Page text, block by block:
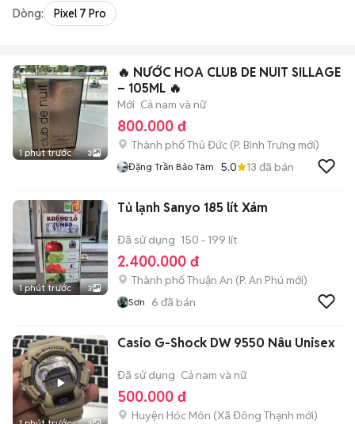
Dòng: Pixel 7 Pro
1 phút trước 3
🔥 NƯỚC HOA CLUB DE NUIT SILLAGE
– 105ML 🔥
Mới Cả nam và nữ
800.000 đ
Thành phố Thủ Đức (P. Bình Trưng mới)
Đặng Trần Bảo Tâm 5.0 13 đã bán
1 phút trước 3
Tủ lạnh Sanyo 185 lít Xám
Đã sử dụng 150 - 199 lít
2.400.000 đ
Thành phố Thuận An (P. An Phú mới)
Sơn 6 đã bán
Casio G-Shock DW 9550 Nâu Unisex
Đã sử dụng Cả nam và nữ
500.000 đ
Huyện Hóc Môn (Xã Đông Thạnh mới)